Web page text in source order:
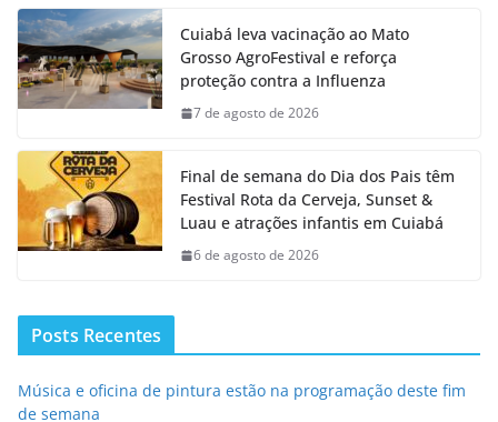
Cuiabá leva vacinação ao Mato
Grosso AgroFestival e reforça
proteção contra a Influenza
7 de agosto de 2026
Final de semana do Dia dos Pais têm
Festival Rota da Cerveja, Sunset &
Luau e atrações infantis em Cuiabá
6 de agosto de 2026
Posts Recentes
Música e oficina de pintura estão na programação deste fim
de semana